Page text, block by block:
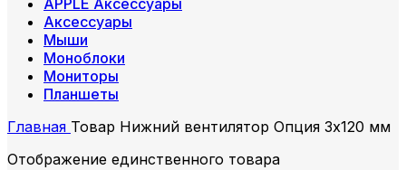
APPLE Аксессуары
Аксессуары
Мыши
Моноблоки
Мониторы
Планшеты
Главная Товар Нижний вентилятор Опция 3х120 мм
Отображение единственного товара